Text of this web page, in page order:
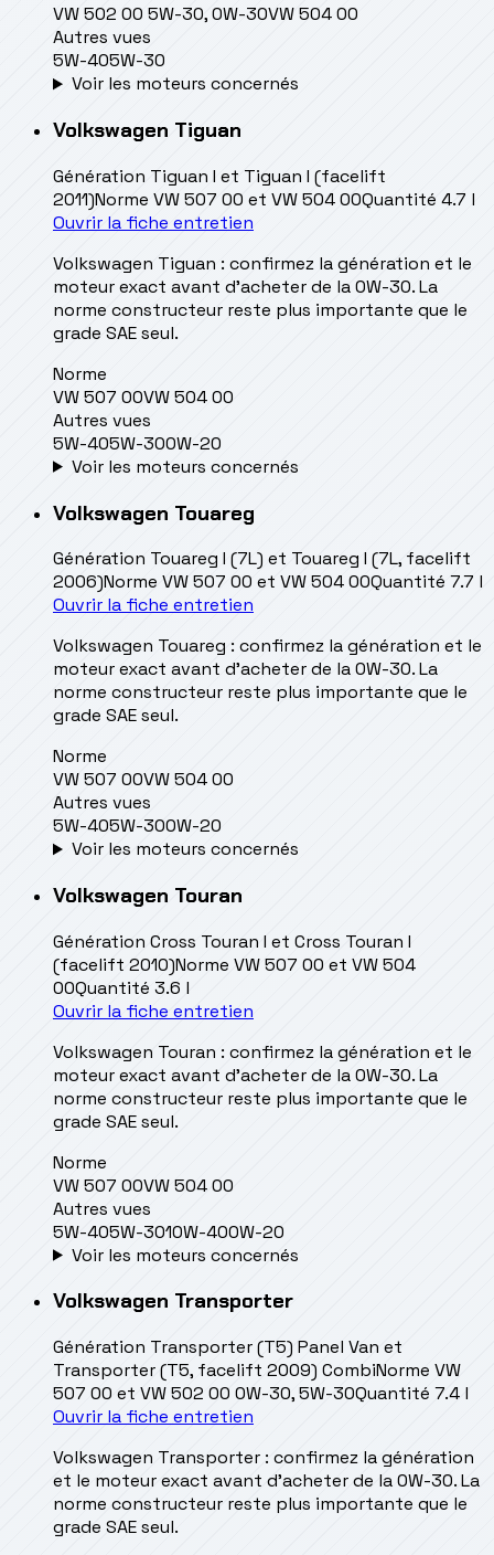
VW 502 00 5W-30, 0W-30VW 504 00
Autres vues
5W-405W-30
Voir les moteurs concernés
Volkswagen Tiguan
Génération Tiguan I et Tiguan I (facelift
2011)Norme VW 507 00 et VW 504 00Quantité 4.7 l
Ouvrir la fiche entretien
Volkswagen Tiguan : confirmez la génération et le
moteur exact avant d’acheter de la 0W-30. La
norme constructeur reste plus importante que le
grade SAE seul.
Norme
VW 507 00VW 504 00
Autres vues
5W-405W-300W-20
Voir les moteurs concernés
Volkswagen Touareg
Génération Touareg I (7L) et Touareg I (7L, facelift
2006)Norme VW 507 00 et VW 504 00Quantité 7.7 l
Ouvrir la fiche entretien
Volkswagen Touareg : confirmez la génération et le
moteur exact avant d’acheter de la 0W-30. La
norme constructeur reste plus importante que le
grade SAE seul.
Norme
VW 507 00VW 504 00
Autres vues
5W-405W-300W-20
Voir les moteurs concernés
Volkswagen Touran
Génération Cross Touran I et Cross Touran I
(facelift 2010)Norme VW 507 00 et VW 504
00Quantité 3.6 l
Ouvrir la fiche entretien
Volkswagen Touran : confirmez la génération et le
moteur exact avant d’acheter de la 0W-30. La
norme constructeur reste plus importante que le
grade SAE seul.
Norme
VW 507 00VW 504 00
Autres vues
5W-405W-3010W-400W-20
Voir les moteurs concernés
Volkswagen Transporter
Génération Transporter (T5) Panel Van et
Transporter (T5, facelift 2009) CombiNorme VW
507 00 et VW 502 00 0W-30, 5W-30Quantité 7.4 l
Ouvrir la fiche entretien
Volkswagen Transporter : confirmez la génération
et le moteur exact avant d’acheter de la 0W-30. La
norme constructeur reste plus importante que le
grade SAE seul.